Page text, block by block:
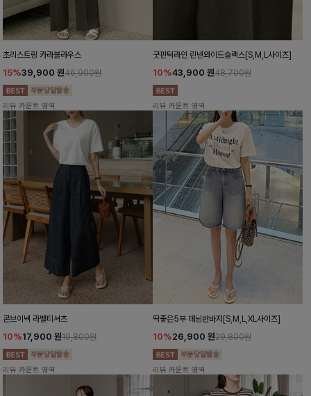
초리스트링 카라블라우스
15%39,900 원46,900원
리뷰 카운트 영역
굿핀턱라인 린넨와이드슬랙스[S,M,L사이즈]
10%43,900 원48,700원
리뷰 카운트 영역
콘브이넥 라벨티셔츠
10%17,900 원19,800원
리뷰 카운트 영역
딱좋은5부 데님반바지[S,M,L,XL사이즈]
10%26,900 원29,800원
리뷰 카운트 영역